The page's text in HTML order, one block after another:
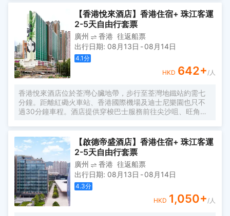
觀塘海濱花園，地理位置優越，可達度高。 酒店擁有361間
時尚客房及套房，提供免費無線網路、24小時貼心禮賓服
務，並配備完善設施，為商務及休閒旅客打造舒適便捷的住
宿體驗。 無論是商務公幹還是悠閒度假，香港觀塘帝盛酒店
憑藉卓越服務與優越的地理位置，為旅客打造賓至如歸的住
宿體驗，是探索香港的理想之選。
【香港悅來酒店】香港住宿+ 珠江客運
2-5天自由行套票
廣州 香港 往返船票
出行日期: 08月13日 -08月14日
4.1分
HKD 642+/人
香港悅來酒店位於荃灣心臟地帶，步行至荃灣地鐵站約需七
分鐘。距離紅磡火車站、香港國際機場及迪士尼樂園也只不
過30分鐘車程。酒店提供穿梭巴士服務前往尖沙咀、旺角
型商場林立，令荃灣誠如一個購物天堂。價格比港島及九龍
同類酒店更具性價比。酒店擁有各類客房，為客人帶來無限
的舒適和方便。
【啟德帝盛酒店】香港住宿+ 珠江客運
2-5天自由行套票
廣州 香港 往返船票
出行日期: 08月13日 -08月14日
4.3分
HKD 1,050+/人